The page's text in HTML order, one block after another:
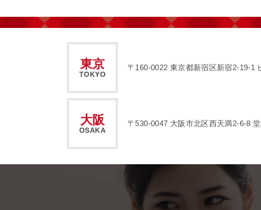
東京
TOKYO
〒160-0022 東京都新宿区新宿2-19-1
大阪
OSAKA
〒530-0047 大阪市北区西天満2-6-8